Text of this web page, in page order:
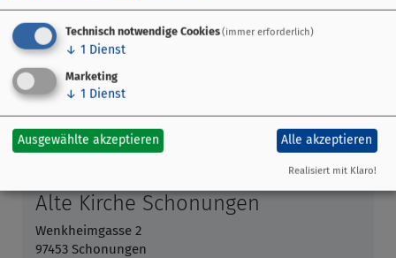
Alte Kirche Schonungen
Wenkheimgasse 2
97453 Schonungen
Technisch notwendige Cookies(immer erforderlich)
↓ 1 Dienst
Marketing
↓ 1 Dienst
Ausgewählte akzeptieren Alle akzeptieren
Realisiert mit Klaro!